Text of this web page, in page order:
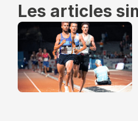
Les articles